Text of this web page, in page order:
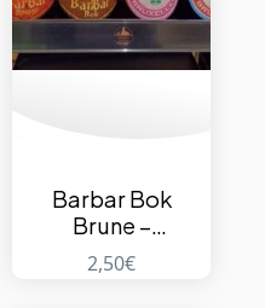
Barbar Bok
Brune –
8,5% – 33cl
2,50€